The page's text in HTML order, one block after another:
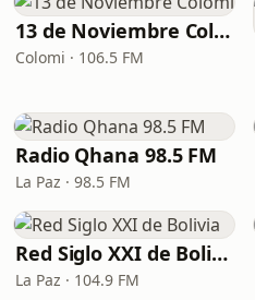
13 de Noviembre Colomi
Colomi · 106.5 FM
Radio Qhana 98.5 FM
La Paz · 98.5 FM
Red Siglo XXI de Bolivia
La Paz · 104.9 FM